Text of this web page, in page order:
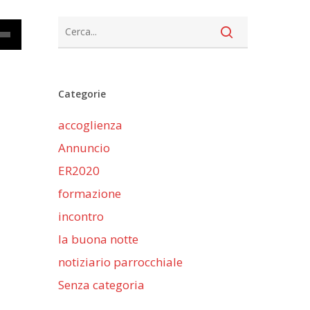
Categorie
accoglienza
Annuncio
ER2020
formazione
incontro
la buona notte
notiziario parrocchiale
Senza categoria